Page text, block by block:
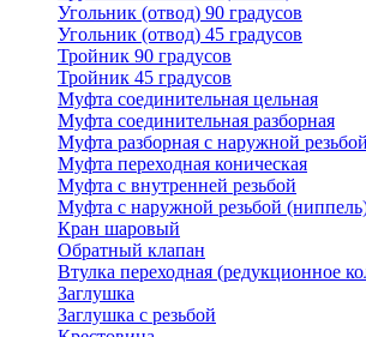
Угольник (отвод) 90 градусов
Угольник (отвод) 45 градусов
Тройник 90 градусов
Тройник 45 градусов
Муфта соединительная цельная
Муфта соединительная разборная
Муфта разборная с наружной резьбой
Муфта переходная коническая
Муфта с внутренней резьбой
Муфта с наружной резьбой
Кран шаровый
Обратный клапан
Втулка переходная (редукционное
Заглушка
Заглушка с резьбой